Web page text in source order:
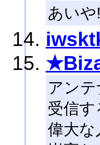
あいや
アンテ
受信す
偉大